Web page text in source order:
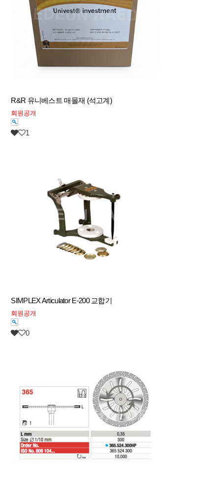
R&R 유니베스트 매몰재 (석고계)
회원공개
1
SIMPLEX Articulator E-200 교합기
회원공개
0